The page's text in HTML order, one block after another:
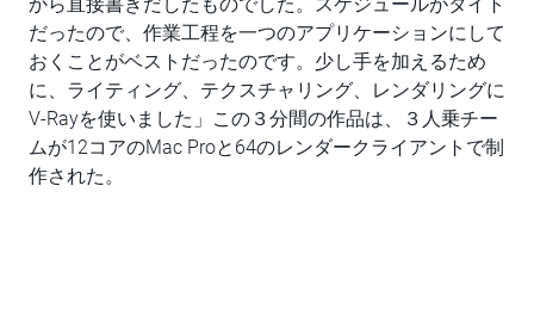
だったので、作業工程を一つのアプリケーションにして
おくことがベストだったのです。少し手を加えるため
に、ライティング、テクスチャリング、レンダリングに
V-Rayを使いました」この３分間の作品は、３人乗チー
ムが12コアのMac Proと64のレンダークライアントで制
作された。